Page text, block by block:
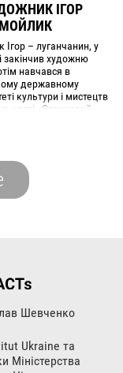
ІГОР
Ігор – луганчанин, у
закінчив художню
навчався в
державному
культури і мистецтв
«Станковий
потім – в ЛНУ ім.
Шевченко
Ukraine та
Міністерства